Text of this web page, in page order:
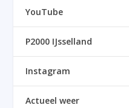
YouTube
P2000 IJsselland
Instagram
Actueel weer